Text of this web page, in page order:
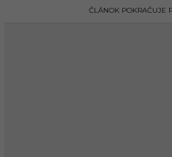
ČLÁNOK POKRAČUJE